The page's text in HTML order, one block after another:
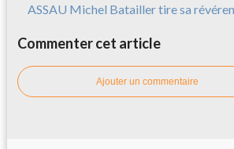
ASSAU Michel Batailler tire sa
Commenter cet article
Ajouter un commentaire